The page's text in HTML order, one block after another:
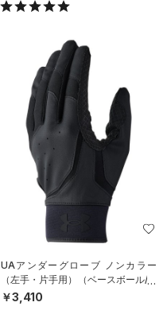
UAアンダーグローブ ノンカラー
（左手・片手用）（ベースボール/M
EN）
￥3,410